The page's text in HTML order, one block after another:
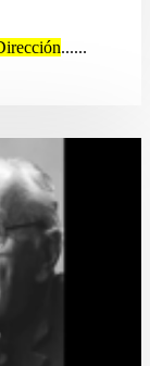
......